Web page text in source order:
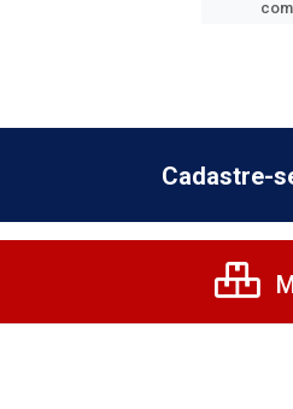
Cadastre-